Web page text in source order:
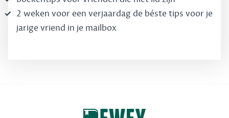
2 weken voor een verjaardag de béste tips voor je
jarige vriend in je mailbox